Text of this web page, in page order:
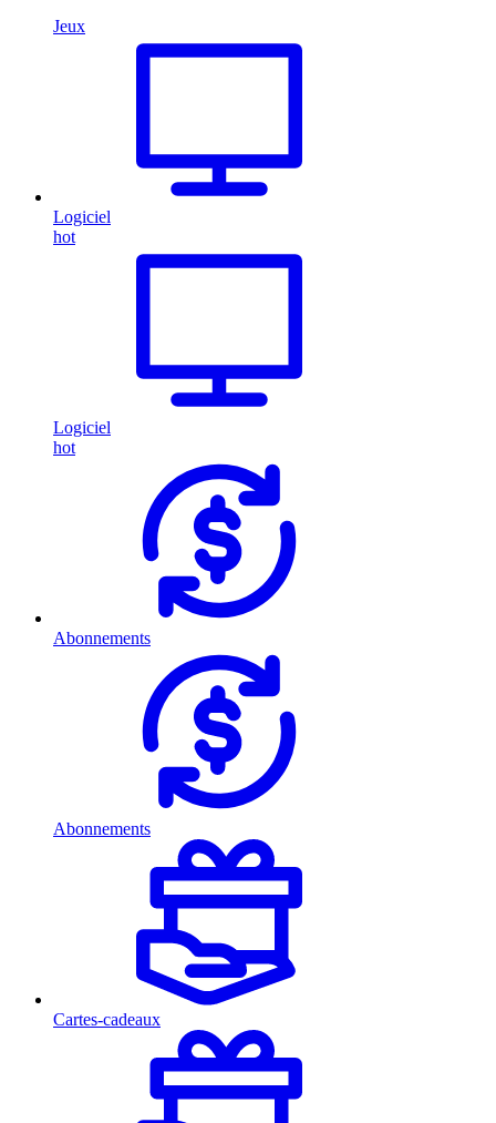
Jeux
Logiciel
hot
Logiciel
hot
Abonnements
Abonnements
Cartes-cadeaux